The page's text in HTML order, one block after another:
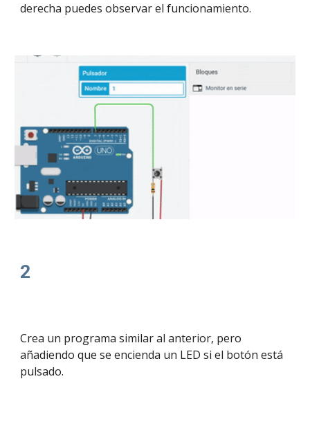
derecha puedes observar el funcionamiento.
2
Crea un programa similar al anterior, pero
añadiendo que se encienda un LED si el botón está
pulsado.